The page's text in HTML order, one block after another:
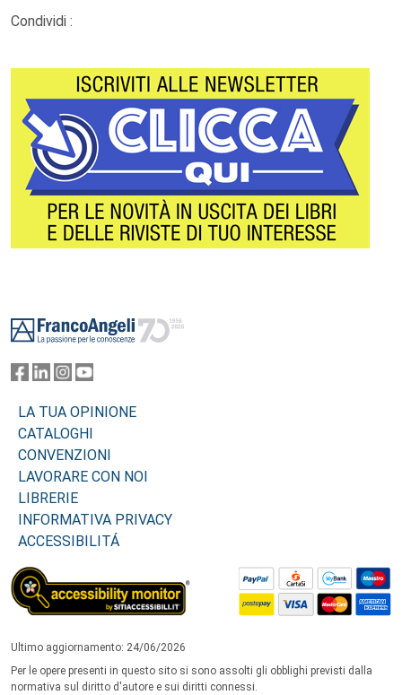
Condividi :
LA TUA OPINIONE
CATALOGHI
CONVENZIONI
LAVORARE CON NOI
LIBRERIE
INFORMATIVA PRIVACY
ACCESSIBILITÁ
Ultimo aggiornamento: 24/06/2026
Per le opere presenti in questo sito si sono assolti gli obblighi previsti dalla
normativa sul diritto d'autore e sui diritti connessi.